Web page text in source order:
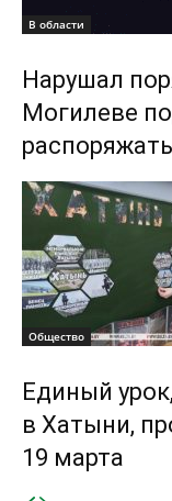
В области
Нарушал
Могилеве
Общество
Единый
в Хатыни,
19 марта